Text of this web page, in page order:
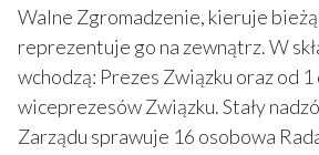
Walne Zgromadzenie, kieruje
reprezentuje go na zewnątrz. W
wchodzą: Prezes Związku oraz od 1
wiceprezesów Związku. Stały
Zarządu sprawuje 16 osobowa